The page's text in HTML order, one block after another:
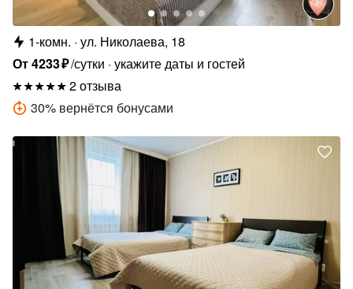
1-комн. ул. Николаева, 18
От4233₽/сутки укажите даты и гостей
2 отзыва
30% вернётся бонусами